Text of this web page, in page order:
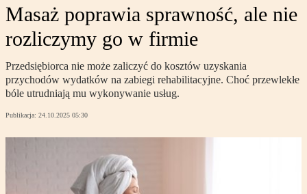
Masaż poprawia sprawność, ale nie
rozliczymy go w firmie
Przedsiębiorca nie może zaliczyć do kosztów uzyskania
przychodów wydatków na zabiegi rehabilitacyjne. Choć przewlekłe
bóle utrudniają mu wykonywanie usług.
Publikacja: 24.10.2025 05:30